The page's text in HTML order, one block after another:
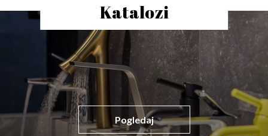
Katalozi
Pogledaj